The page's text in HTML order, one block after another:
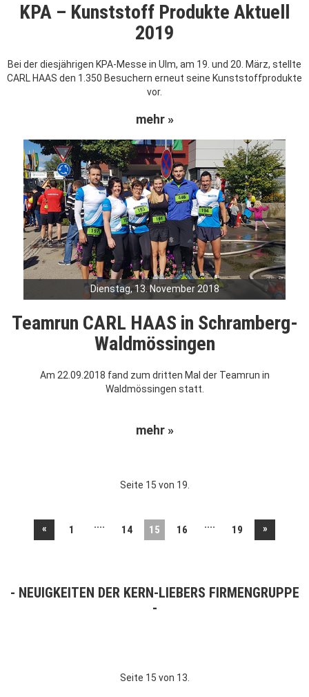
KPA – Kunststoff Produkte Aktuell
2019
Bei der diesjährigen KPA-Messe in Ulm, am 19. und 20. März, stellte
CARL HAAS den 1.350 Besuchern erneut seine Kunststoffprodukte
vor.
mehr »
Dienstag, 13. November 2018
Teamrun CARL HAAS in Schramberg-
Waldmössingen
Am 22.09.2018 fand zum dritten Mal der Teamrun in
Waldmössingen statt.
mehr »
Seite 15 von 19.
« 1 .... 14 15 16 .... 19 »
NEUIGKEITEN DER KERN-LIEBERS FIRMENGRUPPE
Seite 15 von 13.